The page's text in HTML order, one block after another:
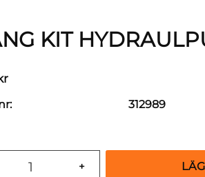
KIT
+
312989